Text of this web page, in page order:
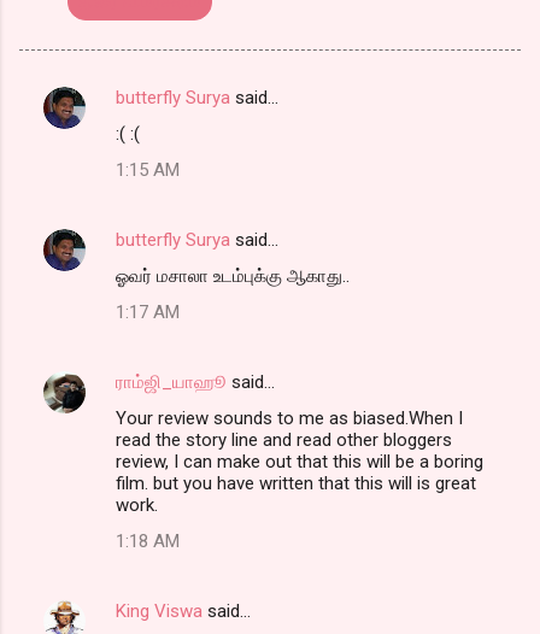
C
e
butterfly Surya said…
:( :(
1:15 AM
butterfly Surya said…
ஓவர் மசாலா உடம்புக்கு ஆகாது..
1:17 AM
ராம்ஜி_யாஹூ said…
Your review sounds to me as biased.When I
read the story line and read other bloggers
review, I can make out that this will be a boring
film. but you have written that this will is great
work.
1:18 AM
King Viswa said…